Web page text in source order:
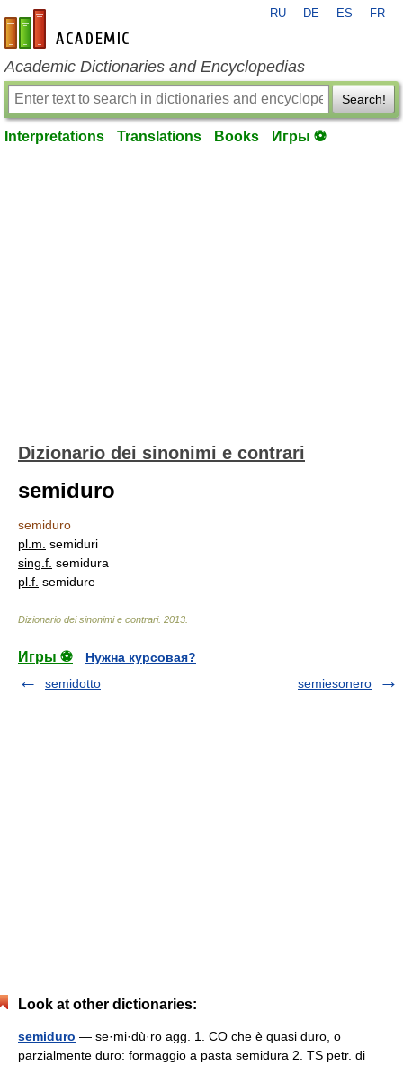
en-academic.com
RU DE ES FR
Academic Dictionaries and Encyclopedias
Search!
Interpretations Translations Books Игры ⚽
Dizionario dei sinonimi e contrari
semiduro
semiduro
pl. m. semiduri
sing. f. semidura
pl. f. semidure
Dizionario dei sinonimi e contrari. 2013
Игры ⚽
Нужна курсовая?
semidotto
semiesonero
Look at other dictionaries:
semiduro — se·mi·dù·ro agg. 1. CO che è quasi duro, o
parzialmente duro: formaggio a pasta semidura 2. TS petr. di